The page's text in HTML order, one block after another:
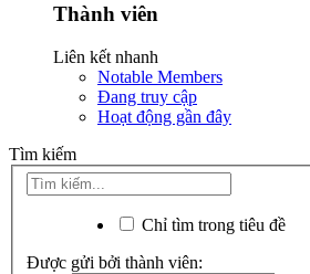
Thành viên
Liên kết nhanh
Notable Members
Đang truy cập
Hoạt động gần đây
Tìm kiếm
Chỉ tìm trong tiêu đề
Được gửi bởi thành viên: